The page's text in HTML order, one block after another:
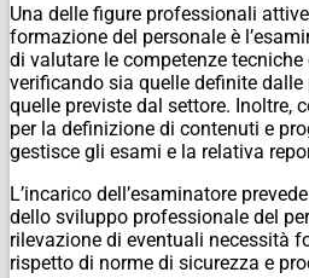
Una delle figure professionali
formazione del personale è
di valutare le competenze
verificando sia quelle definite dalle
quelle previste dal settore. Inoltre,
per la definizione di contenuti e
gestisce gli esami e la relativa
L’incarico dell’esaminatore
dello sviluppo professionale del
rilevazione di eventuali necessità
rispetto di norme di sicurezza e